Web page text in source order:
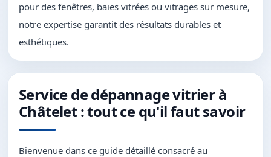
pour des fenêtres, baies vitrées ou vitrages sur mesure,
notre expertise garantit des résultats durables et
esthétiques.
Service de dépannage vitrier à
Châtelet : tout ce qu'il faut savoir
Bienvenue dans ce guide détaillé consacré au